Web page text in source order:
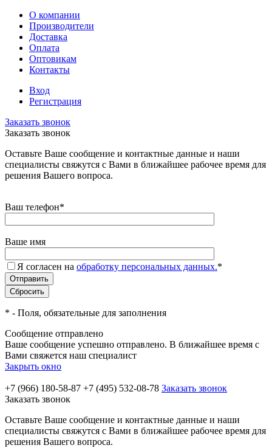
О компании
Производители
Доставка
Оплата
Оптовикам
Контакты
Вход
Регистрация
Заказать звонок
Заказать звонок
Оставьте Ваше сообщение и контактные данные и наши
специалисты свяжутся с Вами в ближайшее рабочее время для
решения Вашего вопроса.
Ваш телефон*
Ваше имя
Я согласен на обработку персональных данных.*
* - Поля, обязательные для заполнения
Сообщение отправлено
Ваше сообщение успешно отправлено. В ближайшее время с
Вами свяжется наш специалист
Закрыть окно
+7 (966) 180-58-87 +7 (495) 532-08-78 Заказать звонок
Заказать звонок
Оставьте Ваше сообщение и контактные данные и наши
специалисты свяжутся с Вами в ближайшее рабочее время для
решения Вашего вопроса.